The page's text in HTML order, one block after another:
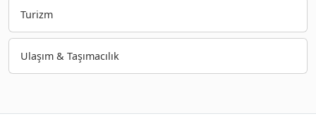
Turizm
Ulaşım & Taşımacılık